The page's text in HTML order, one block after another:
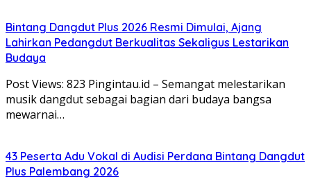
Bintang Dangdut Plus 2026 Resmi Dimulai, Ajang
Lahirkan Pedangdut Berkualitas Sekaligus Lestarikan
Budaya
Post Views: 823 Pingintau.id – Semangat melestarikan
musik dangdut sebagai bagian dari budaya bangsa
mewarnai…
43 Peserta Adu Vokal di Audisi Perdana Bintang Dangdut
Plus Palembang 2026